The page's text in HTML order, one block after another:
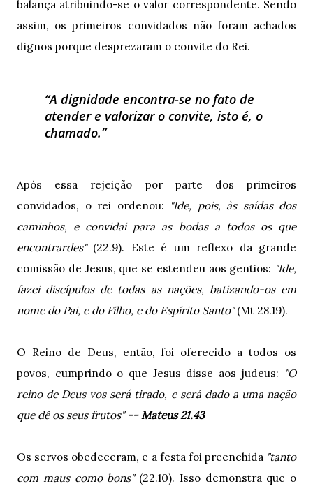
balança atribuindo-se o valor correspondente. Sendo
assim, os primeiros convidados não foram achados
dignos porque desprezaram o convite do Rei.
A dignidade encontra-se no fato de
atender e valorizar o convite, isto é, o
chamado.
Após essa rejeição por parte dos primeiros
convidados, o rei ordenou:
"Ide, pois, às saídas dos
caminhos, e convidai para as bodas a todos os que
encontrardes"(22.9). Este é um reflexo da grande
comissão de Jesus, que se estendeu aos gentios: "Ide,
fazei discípulos de todas as nações, batizando-os em
nome do Pai, e do Filho, e do Espírito Santo"(Mt 28.19).
O Reino de Deus, então, foi oferecido a todos os
povos, cumprindo o que Jesus disse aos judeus:
"O
reino de Deus vos será tirado, e será dado a uma nação
que dê os seus frutos" -- Mateus 21.43
Os servos obedeceram, e a festa foi preenchida "tanto
com maus como bons"(22.10). Isso demonstra que o